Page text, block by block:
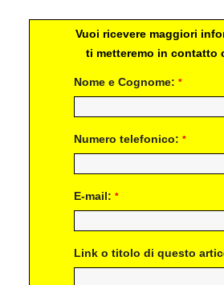
Vuoi ricevere maggiori
ti metteremo in contatto
Nome e Cognome: *
Numero telefonico: *
E-mail: *
Link o titolo di questo